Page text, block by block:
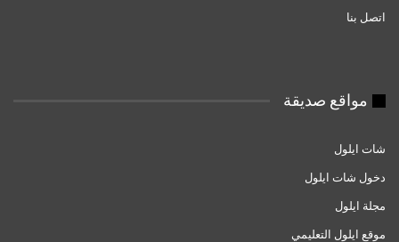
اتصل بنا
مواقع صديقة
شات ايلول
دخول شات ايلول
مجلة ايلول
موقع ايلول التعليمي